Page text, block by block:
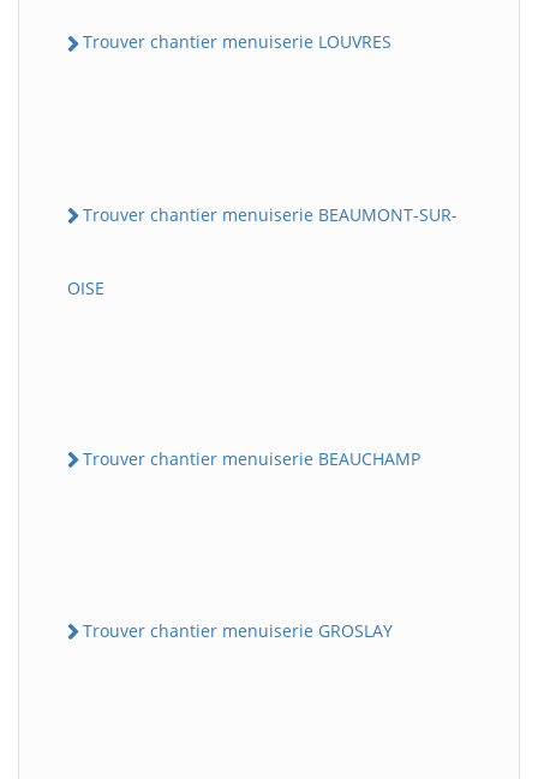
Trouver chantier menuiserie LOUVRES
Trouver chantier menuiserie BEAUMONT-SUR-
OISE
Trouver chantier menuiserie BEAUCHAMP
Trouver chantier menuiserie GROSLAY